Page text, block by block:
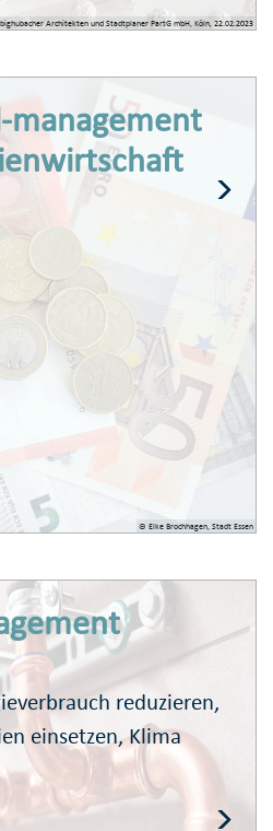
Architekten und Stadtplaner PartG mbH, Köln, 22.02.2023
© Elke Brochhagen, Stadt Essen
reduzieren,
einsetzen, Klima